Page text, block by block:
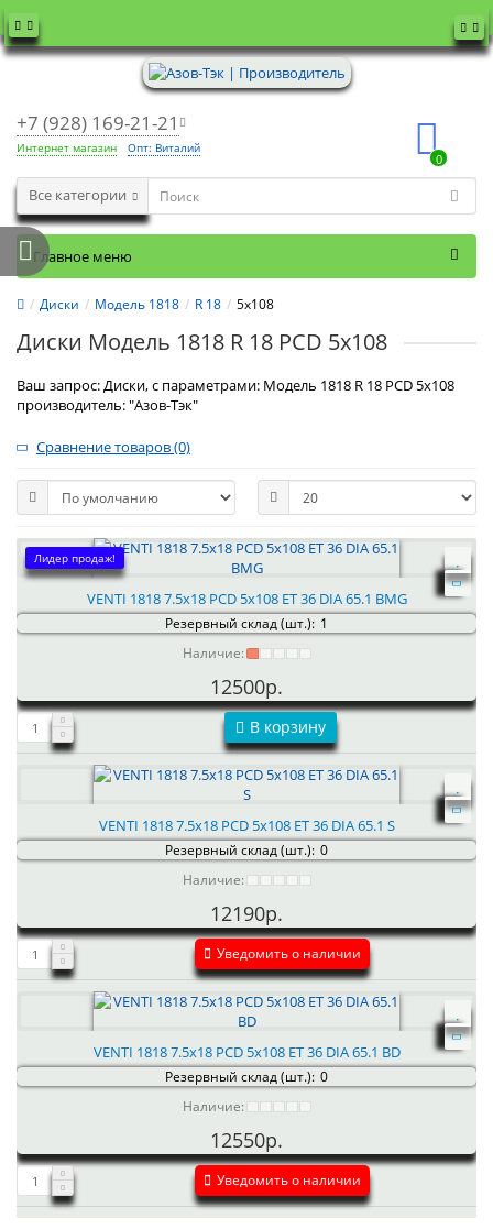
+7 (928) 169-21-21
Интернет магазин Опт: Виталий
0
Все категории
Главное меню
Диски Модель 1818 R 18 5x108
Диски Модель 1818 R 18 PCD 5x108
Ваш запрос: Диски, с параметрами: Модель 1818 R 18 PCD 5x108
производитель: "Азов-Тэк"
Сравнение товаров (0)
Лидер продаж!
VENTI 1818 7.5x18 PCD 5x108 ET 36 DIA 65.1 BMG
Резервный склад (шт.): 1
Наличие:
12500р.
В корзину
VENTI 1818 7.5x18 PCD 5x108 ET 36 DIA 65.1 S
Резервный склад (шт.): 0
Наличие:
12190р.
Уведомить о наличии
VENTI 1818 7.5x18 PCD 5x108 ET 36 DIA 65.1 BD
Резервный склад (шт.): 0
Наличие:
12550р.
Уведомить о наличии